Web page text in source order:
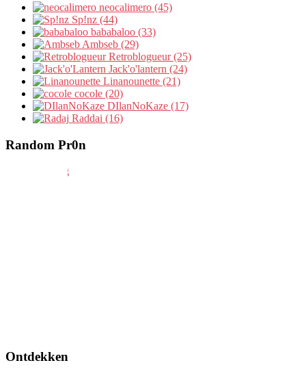
neocalimero (45)
Sp!nz (44)
bababaloo (33)
Ambseb (29)
Retroblogueur (25)
Jack'o'lantern (24)
Linanounette (21)
cocole (20)
DIlanNoKaze (17)
Raddai (16)
Random Pr0n
Ontdekken